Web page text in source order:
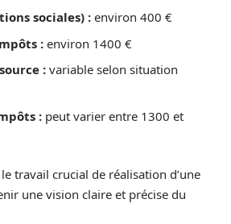
sociales) : environ 400 €
: environ 1400 €
: variable selon situation
: peut varier entre 1300 et
travail crucial de réalisation d’une
une vision claire et précise du